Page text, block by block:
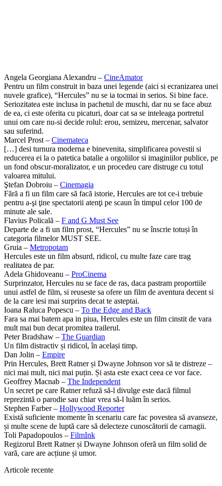
Angela Georgiana Alexandru – CineAmator
Pentru un film construit in baza unei legende (aici si ecranizarea unei
nuvele grafice), “Hercules” nu se ia tocmai in serios. Si bine face.
Seriozitatea este inclusa in pachetul de muschi, dar nu se face abuz
de ea, ci este oferita cu picaturi, doar cat sa se inteleaga portretul
unui om care nu-si decide rolul: erou, semizeu, mercenar, salvator
sau suferind.
Marcel Prost – Cinemateca
[…] desi turnura moderna e binevenita, simplificarea povestii si
reducerea ei la o patetica batalie a orgoliilor si imaginiilor publice, pe
un fond obscur-moralizator, e un procedeu care distruge cu totul
valoarea mitului.
Ştefan Dobroiu – Cinemagia
Fără a fi un film care să facă istorie, Hercules are tot ce-i trebuie
pentru a-şi ţine spectatorii atenţi pe scaun în timpul celor 100 de
minute ale sale.
Flavius Policală – F and G Must See
Departe de a fi un film prost, “Hercules” nu se înscrie totuși în
categoria filmelor MUST SEE.
Gruia – Metropotam
Hercules este un film absurd, ridicol, cu multe faze care trag
realitatea de par.
Adela Ghidoveanu – ProCinema
Surprinzator, Hercules nu se face de ras, daca pastram proportiile
unui astfel de film, si reuseste sa ofere un film de aventura decent si
de la care iesi mai surprins decat te asteptai.
Ioana Raluca Popescu – To the Edge and Back
Fara sa mai batem apa in piua, Hercules este un film cinstit de vara
mult mai bun decat promitea trailerul.
Peter Bradshaw – The Guardian
Un film distractiv și ridicol, în același timp.
Dan Jolin – Empire
Prin Hercules, Brett Ratner și Dwayne Johnson vor să te distreze –
nici mai mult, nici mai puțin. Și asta este exact ceea ce vor face.
Geoffrey Macnab – The Independent
Un secret pe care Ratner refuză să-l divulge este dacă filmul
reprezintă o parodie sau chiar vrea să-l luăm în serios.
Stephen Farber – Hollywood Reporter
Există suficiente momente în scenariu care fac povestea să avanseze,
și multe scene de luptă care să delecteze cunoscătorii de carnagii.
Toli Papadopoulos – FilmInk
Regizorul Brett Ratner și Dwayne Johnson oferă un film solid de
vară, care are acțiune și umor.
Articole recente